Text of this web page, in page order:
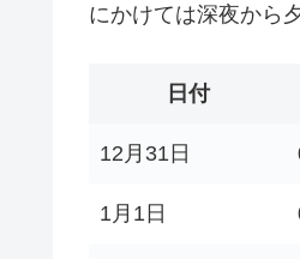
にかけては深夜から
日付
12月31日
1月1日